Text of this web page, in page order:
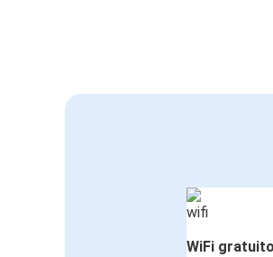
WiFi gratuito